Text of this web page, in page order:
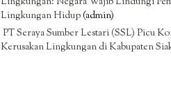
Lingkungan Hidup(admin)
PT Seraya Sumber Lestari (SSL) Picu
Kerusakan Lingkungan di Kabupaten